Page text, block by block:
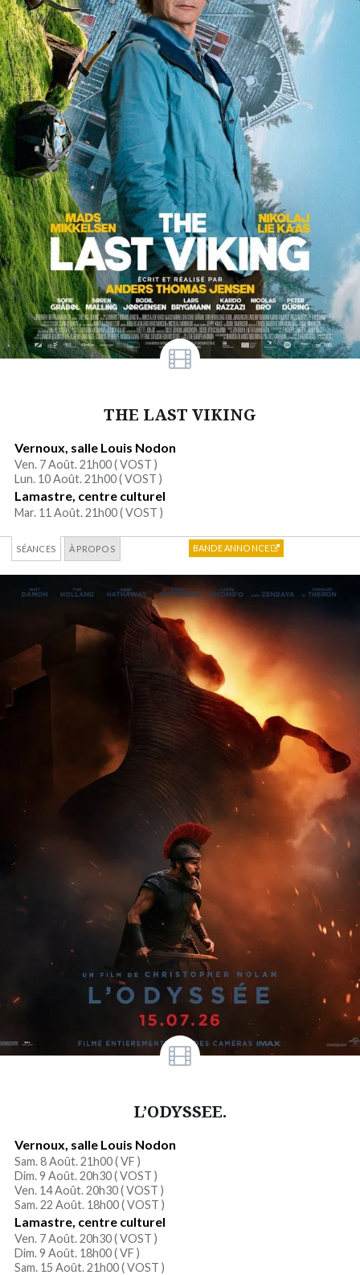
THE LAST VIKING
Vernoux, salle Louis Nodon
Ven. 7 Août. 21h00 (VOST )
Lun. 10 Août. 21h00 (VOST )
Lamastre, centre culturel
Mar. 11 Août. 21h00 (VOST )
SÉANCES À PROPOS BANDE ANNONCE
L’ODYSSEE.
Vernoux, salle Louis Nodon
Sam. 8 Août. 21h00 (VF )
Dim. 9 Août. 20h30 (VOST )
Ven. 14 Août. 20h30 (VOST )
Sam. 22 Août. 18h00 (VOST )
Lamastre, centre culturel
Ven. 7 Août. 20h30 (VOST )
Dim. 9 Août. 18h00 (VF )
Sam. 15 Août. 21h00 (VOST )